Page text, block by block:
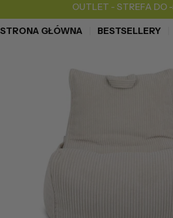
OUTLET - STREFA DO
STRONA GŁÓWNA BESTSELLERY